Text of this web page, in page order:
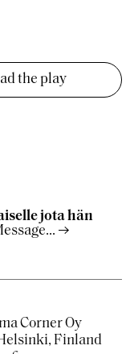
the play
jota hän
Corner Oy
Finland